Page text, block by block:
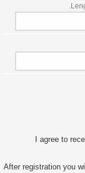
I agree to
After registration you